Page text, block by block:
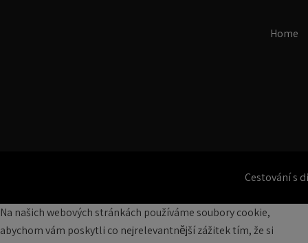
Home
Cestování s
Na našich webových stránkách používáme soubory cookie,
abychom vám poskytli co nejrelevantnější zážitek tím, že si